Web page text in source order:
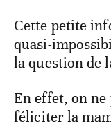
Cette petite
quasi-
la question de
En effet, on
féliciter la